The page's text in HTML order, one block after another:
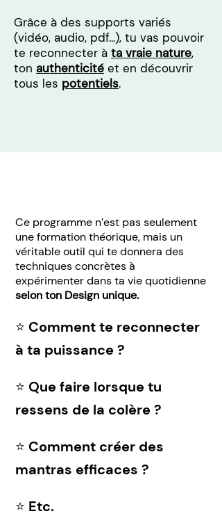
Grâce à des supports variés
(vidéo, audio, pdf...), tu vas pouvoir
te reconnecter à ta vraie nature,
ton authenticité et en découvrir
tous les potentiels.
Ce programme n’est pas seulement
une formation théorique, mais un
véritable outil qui te donnera des
techniques concrètes à
expérimenter dans ta vie quotidienne
selon ton Design unique.
⭐️ Comment te reconnecter
à ta puissance ?
⭐️ Que faire lorsque tu
ressens de la colère ?
⭐️ Comment créer des
mantras efficaces ?
⭐️ Etc.